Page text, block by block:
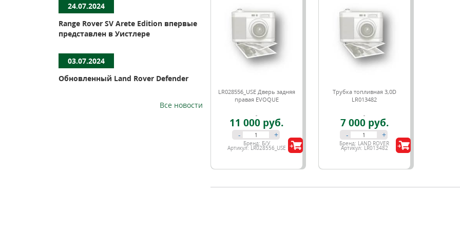
24.07.2024
Range Rover SV Arete Edition впервые
представлен в Уистлере
03.07.2024
Обновленный Land Rover Defender
Все новости
LR028556_USE Дверь задняя
правая EVOQUE
11 000 руб.
- +
Бренд: Б/У
Артикул: LR028556_USE
Трубка топливная 3,0D
LR013482
7 000 руб.
- +
Бренд: LAND ROVER
Артикул: LR013482